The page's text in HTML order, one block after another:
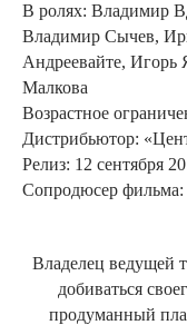
В ролях: Владимир
Владимир Сычев,
Андреевайте, Игорь
Малкова
Возрастное
Дистрибьютор:
Релиз: 12 сентября
Сопродюсер фильма:
Владелец ведущей
добиваться
продуманный